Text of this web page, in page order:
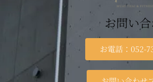
お問い
お電話：052-